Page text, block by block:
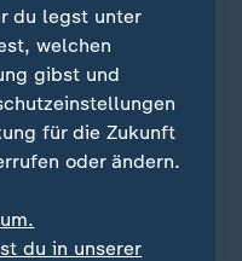
2026 in Mailand
du legst unter
welchen
gibst und
für die Zukunft
oder ändern.
du in unserer